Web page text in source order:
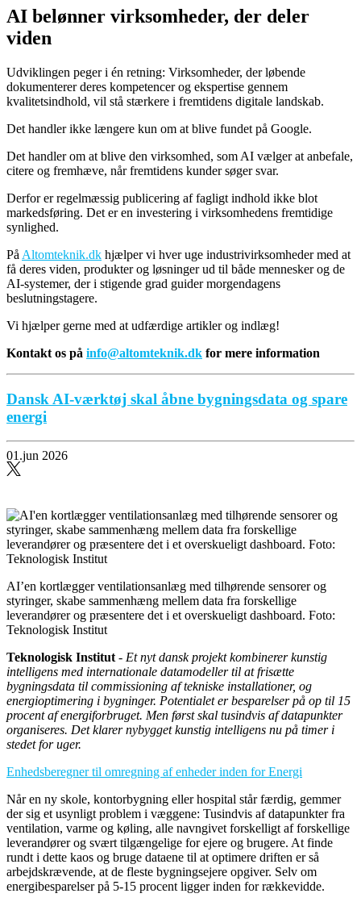
AI belønner virksomheder, der deler
viden
Udviklingen peger i én retning: Virksomheder, der løbende
dokumenterer deres kompetencer og ekspertise gennem
kvalitetsindhold, vil stå stærkere i fremtidens digitale landskab.
Det handler ikke længere kun om at blive fundet på Google.
Det handler om at blive den virksomhed, som AI vælger at anbefale,
citere og fremhæve, når fremtidens kunder søger svar.
Derfor er regelmæssig publicering af fagligt indhold ikke blot
markedsføring. Det er en investering i virksomhedens fremtidige
synlighed.
På Altomteknik.dk hjælper vi hver uge industrivirksomheder med at
få deres viden, produkter og løsninger ud til både mennesker og de
AI-systemer, der i stigende grad guider morgendagens
beslutningstagere.
Vi hjælper gerne med at udfærdige artikler og indlæg!
Kontakt os på info@altomteknik.dk for mere information
Dansk AI-værktøj skal åbne bygningsdata og spare
energi
01.jun 2026
AI’en kortlægger ventilationsanlæg med tilhørende sensorer og
styringer, skabe sammenhæng mellem data fra forskellige
leverandører og præsentere det i et overskueligt dashboard. Foto:
Teknologisk Institut
Teknologisk Institut- Et nyt dansk projekt kombinerer kunstig
intelligens med internationale datamodeller til at frisætte
bygningsdata til commissioning af tekniske installationer, og
energioptimering i bygninger. Potentialet er besparelser på op til 15
procent af energiforbruget. Men først skal tusindvis af datapunkter
organiseres. Det klarer nybygget kunstig intelligens nu på timer i
stedet for uger.
Enhedsberegner til omregning af enheder inden for Energi
Når en ny skole, kontorbygning eller hospital står færdig, gemmer
der sig et usynligt problem i væggene: Tusindvis af datapunkter fra
ventilation, varme og køling, alle navngivet forskelligt af forskellige
leverandører og svært tilgængelige for ejere og brugere. At finde
rundt i dette kaos og bruge dataene til at optimere driften er så
arbejdskrævende, at de fleste bygningsejere opgiver. Selv om
energibesparelser på 5-15 procent ligger inden for rækkevidde.